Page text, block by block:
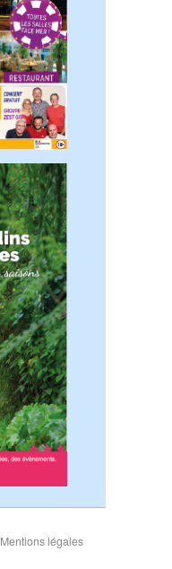
Mentions légales